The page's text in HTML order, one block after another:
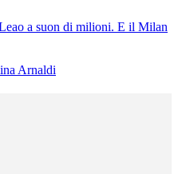
a suon di milioni. E il Milan
Arnaldi